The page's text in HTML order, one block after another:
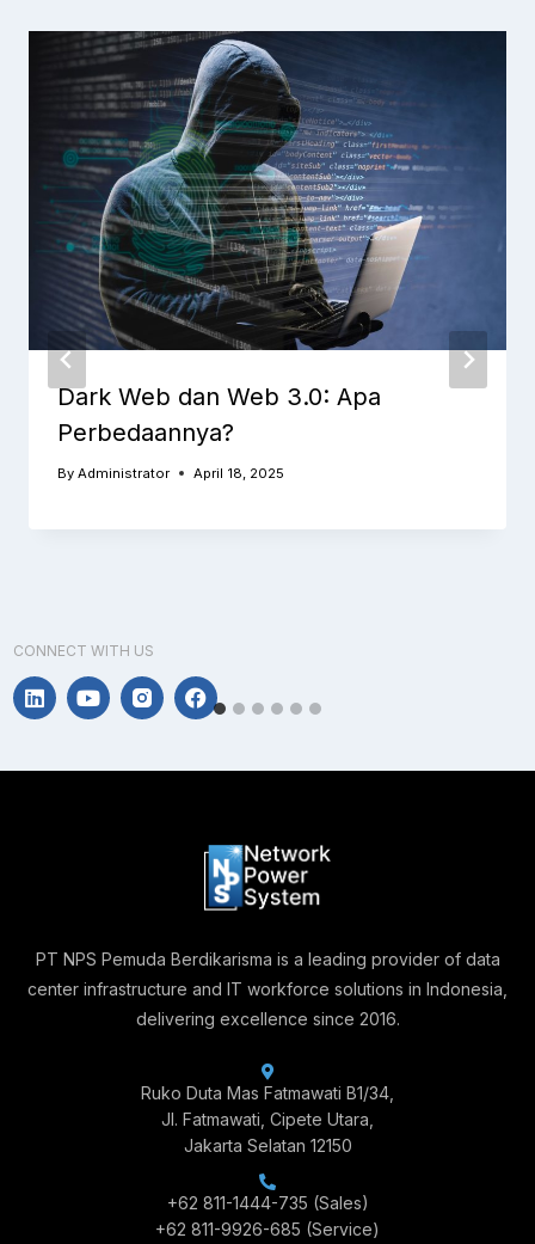
Dark Web dan Web 3.0: Apa
Perbedaannya?
By Administrator April 18, 2025
CONNECT WITH US
PT NPS Pemuda Berdikarisma is a leading provider of data
center infrastructure and IT workforce solutions in Indonesia,
delivering excellence since 2016.
Ruko Duta Mas Fatmawati B1/34,
Jl. Fatmawati, Cipete Utara,
Jakarta Selatan 12150
+62 811-1444-735 (Sales)
+62 811-9926-685 (Service)